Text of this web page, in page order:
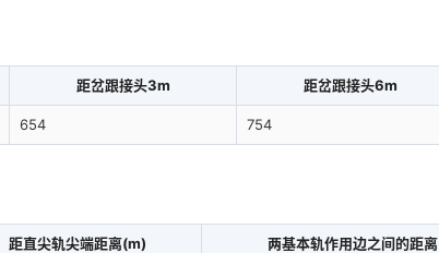
距岔跟接头3m 距岔跟接头6m
654 754
距直尖轨尖端距离(m) 两基本轨作用边之间的距离